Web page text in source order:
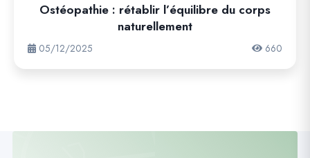
Ostéopathie : rétablir l’équilibre du corps
naturellement
05/12/2025 660